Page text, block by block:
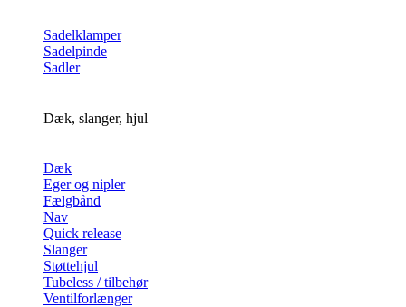
Sadelklamper
Sadelpinde
Sadler
Dæk, slanger, hjul
Dæk
Eger og nipler
Fælgbånd
Nav
Quick release
Slanger
Støttehjul
Tubeless / tilbehør
Ventilforlænger